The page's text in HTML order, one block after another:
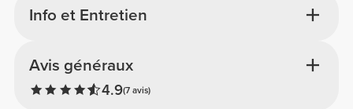
Info et Entretien
Avis généraux
4.9(7 avis)